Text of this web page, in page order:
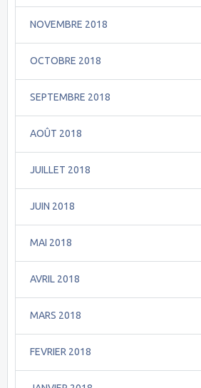
NOVEMBRE 2018
OCTOBRE 2018
SEPTEMBRE 2018
AOÛT 2018
JUILLET 2018
JUIN 2018
MAI 2018
AVRIL 2018
MARS 2018
FEVRIER 2018